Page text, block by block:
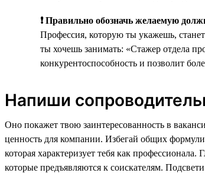
❗ Правильно обозначь желаемую
Профессия, которую ты укажешь,
ты хочешь занимать: «Стажер отдела
конкурентоспособность и позволит
Напиши
Оно покажет твою заинтересованность в
ценность для компании. Избегай общих
которая характеризует тебя как
которые предъявляются к соискателям.